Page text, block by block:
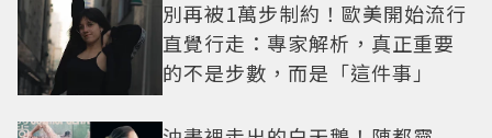
別再被1萬步制約！歐美開始流行
直覺行走：專家解析，真正重要
的不是步數，而是「這件事」